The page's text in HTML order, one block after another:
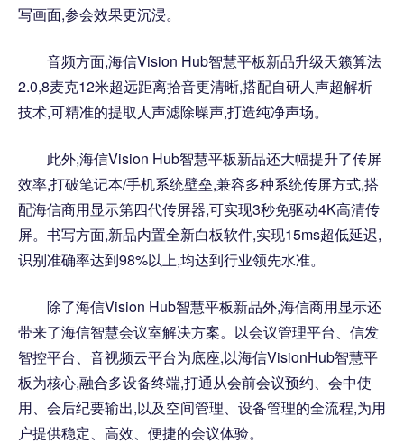
写画面,参会效果更沉浸。
音频方面,海信Vision Hub智慧平板新品升级天籁算法
2.0,8麦克12米超远距离拾音更清晰,搭配自研人声超解析
技术,可精准的提取人声滤除噪声,打造纯净声场。
此外,海信Vision Hub智慧平板新品还大幅提升了传屏
效率,打破笔记本/手机系统壁垒,兼容多种系统传屏方式,搭
配海信商用显示第四代传屏器,可实现3秒免驱动4K高清传
屏。书写方面,新品内置全新白板软件,实现15ms超低延迟,
识别准确率达到98%以上,均达到行业领先水准。
除了海信Vision Hub智慧平板新品外,海信商用显示还
带来了海信智慧会议室解决方案。以会议管理平台、信发
智控平台、音视频云平台为底座,以海信VisionHub智慧平
板为核心,融合多设备终端,打通从会前会议预约、会中使
用、会后纪要输出,以及空间管理、设备管理的全流程,为用
户提供稳定、高效、便捷的会议体验。